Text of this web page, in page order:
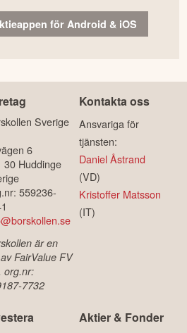
för Android & iOS
Sverige
6
30 Huddinge
559236-
är en
FairValue FV
org.nr:
7732
Kontakta oss
Ansvariga för
tjänsten:
Daniel Åstrand
(VD)
Kristoffer Matsson
(IT)
Aktier & Fonder